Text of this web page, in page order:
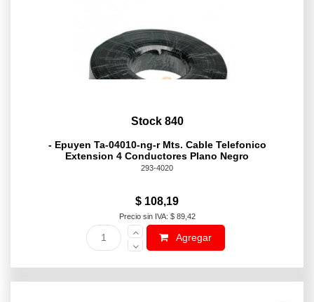
Stock 840
- Epuyen Ta-04010-ng-r Mts. Cable Telefonico
Extension 4 Conductores Plano Negro
293-4020
$ 108,19
Precio sin IVA: $ 89,42
Agregar